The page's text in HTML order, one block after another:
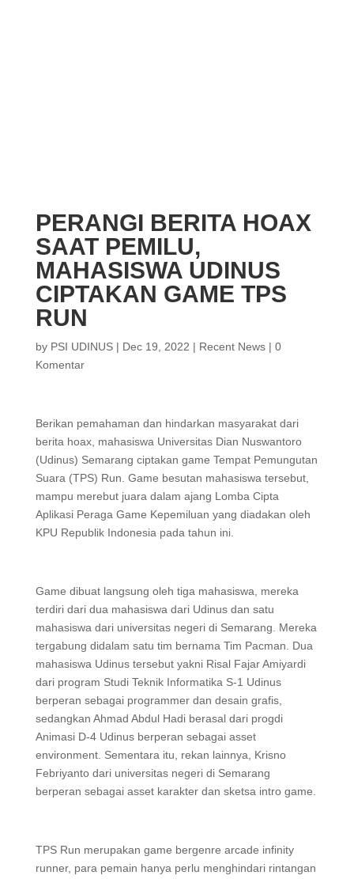
PERANGI BERITA HOAX
SAAT PEMILU,
MAHASISWA UDINUS
CIPTAKAN GAME TPS
RUN
by PSI UDINUS| Dec 19, 2022 | Recent News| 0
Komentar
Berikan pemahaman dan hindarkan masyarakat dari
berita hoax, mahasiswa Universitas Dian Nuswantoro
(Udinus) Semarang ciptakan game Tempat Pemungutan
Suara (TPS) Run. Game besutan mahasiswa tersebut,
mampu merebut juara dalam ajang Lomba Cipta
Aplikasi Peraga Game Kepemiluan yang diadakan oleh
KPU Republik Indonesia pada tahun ini.
Game dibuat langsung oleh tiga mahasiswa, mereka
terdiri dari dua mahasiswa dari Udinus dan satu
mahasiswa dari universitas negeri di Semarang. Mereka
tergabung didalam satu tim bernama Tim Pacman. Dua
mahasiswa Udinus tersebut yakni Risal Fajar Amiyardi
dari program Studi Teknik Informatika S-1 Udinus
berperan sebagai programmer dan desain grafis,
sedangkan Ahmad Abdul Hadi berasal dari progdi
Animasi D-4 Udinus berperan sebagai asset
environment. Sementara itu, rekan lainnya, Krisno
Febriyanto dari universitas negeri di Semarang
berperan sebagai asset karakter dan sketsa intro game.
TPS Run merupakan game bergenre arcade infinity
runner, para pemain hanya perlu menghindari rintangan